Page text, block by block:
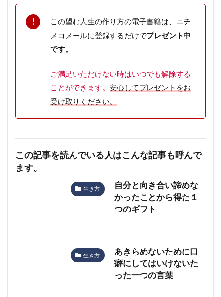
この望む人生の作り方の電子書籍は、ニチ
メコメールに登録するだけでプレゼント中
です。
ご満足いただけない時はいつでも解除する
ことができます。 安心してプレゼントをお
受け取りください。
この記事を読んでいる人はこんな記事も呼んで
ます。
生き方
自分と向き合い諦めな
かったことから得た１
つのギフト
生き方
あきらめないために口
癖にしてはいけないた
った一つの言葉